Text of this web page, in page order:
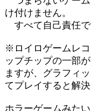
け付けません。
すべて自己責任で
※ロイロゲームレ
ップチップの一部
ますが、グラフィ
てプレイすると解決
ホラーゲームみた